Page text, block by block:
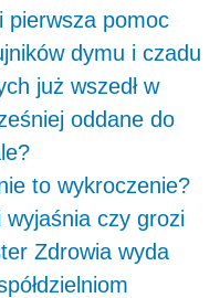
pierwsza pomoc
dymu i czadu
już wszedł w
oddane do
to wykroczenie?
wyjaśnia czy grozi
Zdrowia wyda